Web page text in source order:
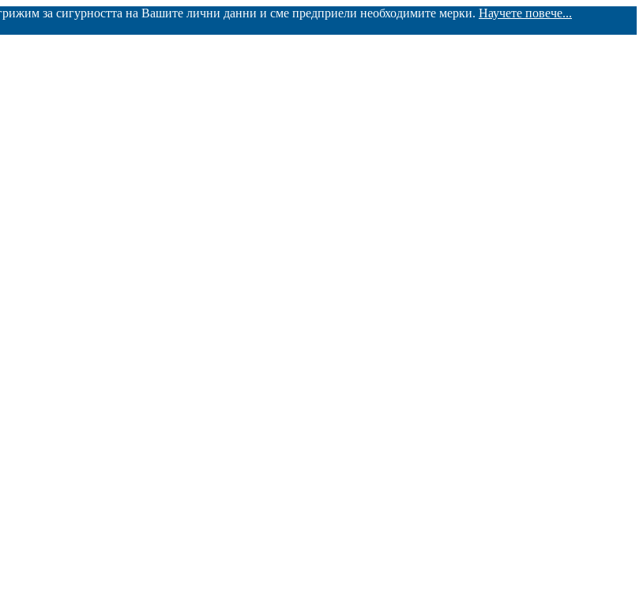
за сигурността на Вашите лични данни и сме предприели необходимите мерки. Научете повече...